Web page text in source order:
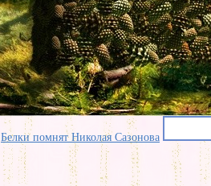
Белки помнят Николая Сазонова